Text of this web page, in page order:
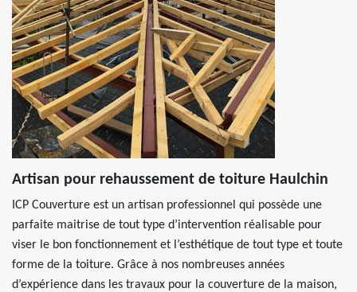
Artisan pour rehaussement de toiture Haulchin
ICP Couverture est un artisan professionnel qui possède une
parfaite maitrise de tout type d’intervention réalisable pour
viser le bon fonctionnement et l’esthétique de tout type et toute
forme de la toiture. Grâce à nos nombreuses années
d’expérience dans les travaux pour la couverture de la maison,